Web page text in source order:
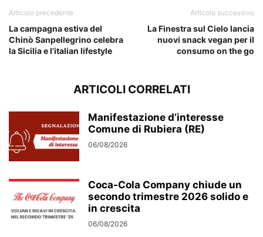
Articolo precedente
La campagna estiva del
Chinò Sanpellegrino celebra
la Sicilia e l’italian lifestyle
Articolo successivo
La Finestra sul Cielo lancia
nuovi snack vegan per il
consumo on the go
ARTICOLI CORRELATI
Manifestazione d’interesse
Comune di Rubiera (RE)
06/08/2026
Coca-Cola Company chiude un
secondo trimestre 2026 solido e
in crescita
06/08/2026